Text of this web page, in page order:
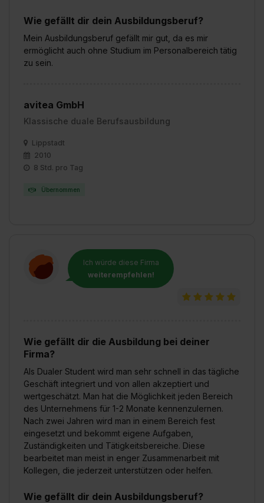
Wie gefällt dir dein Ausbildungsberuf?
Mein Ausbildungsberuf gefällt mir gut, da es mir
ermöglicht auch ohne Studium im Personalbereich tätig
zu sein.
avitea GmbH
Klassische duale Berufsausbildung
Lippstadt
2010
8 Std. pro Tag
Übernommen
Ich würde diese Firma
weiterempfehlen!
Wie gefällt dir die Ausbildung bei deiner
Firma?
Als Dualer Student wird man sehr schnell in das tägliche
Geschäft integriert und von allen akzeptiert und
wertgeschätzt. Man hat die Möglichkeit jeden Bereich
des Unternehmens für 1-2 Monate kennenzulernen.
Nach zwei Jahren wird man in einem Bereich fest
eingesetzt und bekommt eigene Aufgaben,
Zuständigkeiten und Tätigkeitsbereiche. Diese
bearbeitet man meist in enger Zusammenarbeit mit
Kollegen, die jederzeit unterstützen oder helfen.
Wie gefällt dir dein Ausbildungsberuf?